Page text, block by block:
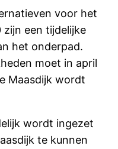
voor het
een tijdelijke
het onderpad.
moet in april
Maasdijk wordt
wordt ingezet
te kunnen